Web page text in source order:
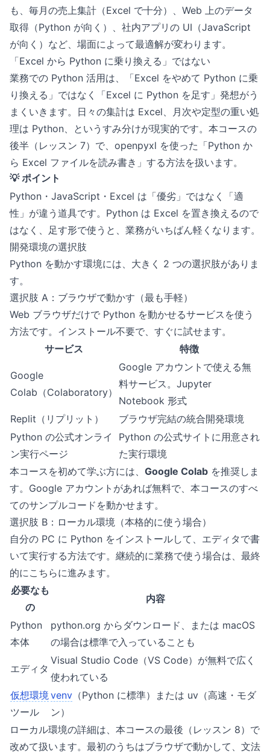
も、毎月の売上集計（Excel で十分）、Web 上のデータ
取得（Python が向く）、社内アプリの UI（JavaScript
が向く）など、場面によって最適解が変わります。
「Excel から Python に乗り換える」ではない
業務での Python 活用は、「Excel をやめて Python に乗
り換える」ではなく「Excel に Python を足す」発想がう
まくいきます。日々の集計は Excel、月次や定型の重い処
理は Python、というすみ分けが現実的です。本コースの
後半（レッスン 7）で、openpyxl を使った「Python か
ら Excel ファイルを読み書き」する方法を扱います。
💡 ポイント
Python・JavaScript・Excel は「優劣」ではなく「適
性」が違う道具です。Python は Excel を置き換えるので
はなく、足す形で使うと、業務がいちばん軽くなります。
開発環境の選択肢
Python を動かす環境には、大きく 2 つの選択肢がありま
す。
選択肢 A：ブラウザで動かす（最も手軽）
Web ブラウザだけで Python を動かせるサービスを使う
方法です。インストール不要で、すぐに試せます。
サービス
特徴
Google
Colab（Colaboratory）
Google アカウントで使える無
料サービス。Jupyter
Notebook 形式
Replit（リプリット）
ブラウザ完結の統合開発環境
Python の公式オンライ
ン実行ページ
Python の公式サイトに用意され
た実行環境
本コースを初めて学ぶ方には、 Google Colab を推奨しま
す。Google アカウントがあれば無料で、本コースのすべ
てのサンプルコードを動かせます。
選択肢 B：ローカル環境（本格的に使う場合）
自分の PC に Python をインストールして、エディタで書
いて実行する方法です。継続的に業務で使う場合は、最終
的にこちらに進みます。
必要なも
の
内容
Python
本体
python.org からダウンロード、または macOS
の場合は標準で入っていることも
エディタ
Visual Studio Code（VS Code）が無料で広く
使われている
仮想環境
ツール
venv （Python に標準）または uv（高速・モダ
ン）
ローカル環境の詳細は、本コースの最後（レッスン 8）で
改めて扱います。最初のうちはブラウザで動かして、文法